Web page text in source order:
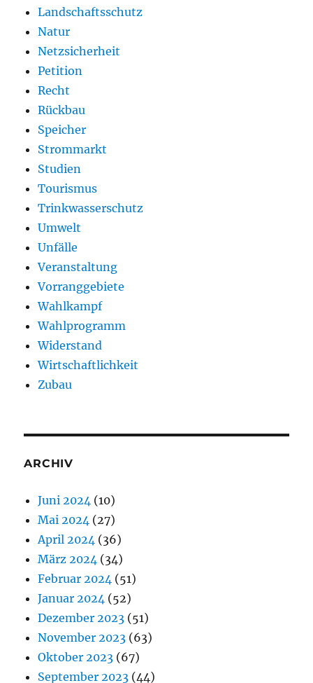
Landschaftsschutz
Natur
Netzsicherheit
Petition
Recht
Rückbau
Speicher
Strommarkt
Studien
Tourismus
Trinkwasserschutz
Umwelt
Unfälle
Veranstaltung
Vorranggebiete
Wahlkampf
Wahlprogramm
Widerstand
Wirtschaftlichkeit
Zubau
ARCHIV
Juni 2024 (10)
Mai 2024 (27)
April 2024 (36)
März 2024 (34)
Februar 2024 (51)
Januar 2024 (52)
Dezember 2023 (51)
November 2023 (63)
Oktober 2023 (67)
September 2023 (44)